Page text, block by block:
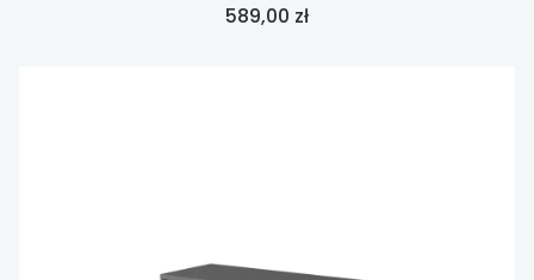
Cena
589,00 zł